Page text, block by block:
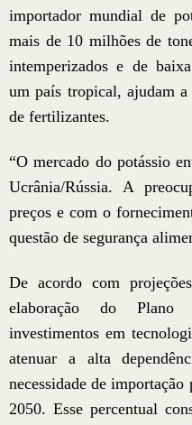
importador mundial de
mais de 10 milhões de
intemperizados e de
um país tropical, ajudam a
de fertilizantes.
“O mercado do potássio
Ucrânia/Rússia. A
preços e com o
questão de segurança
De acordo com
elaboração do Plano
investimentos em
atenuar a alta
necessidade de
2050. Esse percentual